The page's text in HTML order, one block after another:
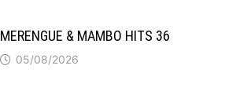
MERENGUE & MAMBO HITS 36
05/08/2026